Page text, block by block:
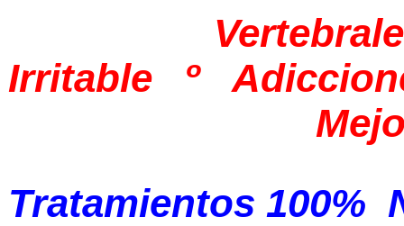
Irritable º
Tratamientos 100%